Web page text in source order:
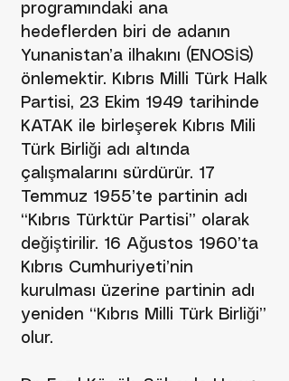
programındaki ana
hedeflerden biri de adanın
Yunanistan’a ilhakını (ENOSİS)
önlemektir. Kıbrıs Milli Türk Halk
Partisi, 23 Ekim 1949 tarihinde
KATAK ile birleşerek Kıbrıs Mili
Türk Birliği adı altında
çalışmalarını sürdürür. 17
Temmuz 1955’te partinin adı
“Kıbrıs Türktür Partisi” olarak
değiştirilir. 16 Ağustos 1960’ta
Kıbrıs Cumhuriyeti’nin
kurulması üzerine partinin adı
yeniden “Kıbrıs Milli Türk Birliği”
olur.